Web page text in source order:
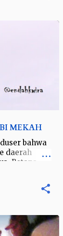
MEKAH
bahwa
daerah
Betapa
y…